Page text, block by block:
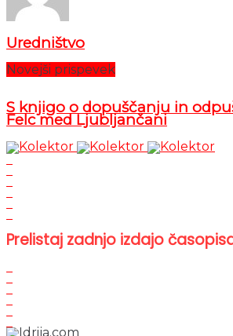
Uredništvo
Novejši prispevek
S knjigo o dopuščanju in
Felc med Ljubljančani
Prelistaj zadnjo izdajo